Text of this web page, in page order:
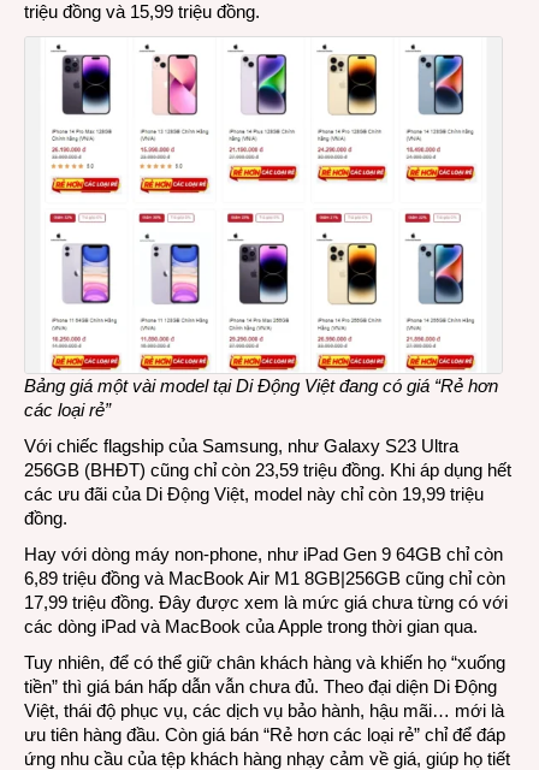
triệu đồng và 15,99 triệu đồng.
Bảng giá một vài model tại Di Động Việt đang có giá “Rẻ hơn
các loại rẻ”
Với chiếc flagship của Samsung, như Galaxy S23 Ultra
256GB (BHĐT) cũng chỉ còn 23,59 triệu đồng. Khi áp dụng hết
các ưu đãi của Di Động Việt, model này chỉ còn 19,99 triệu
đồng.
Hay với dòng máy non-phone, như iPad Gen 9 64GB chỉ còn
6,89 triệu đồng và MacBook Air M1 8GB|256GB cũng chỉ còn
17,99 triệu đồng. Đây được xem là mức giá chưa từng có với
các dòng iPad và MacBook của Apple trong thời gian qua.
Tuy nhiên, để có thể giữ chân khách hàng và khiến họ “xuống
tiền” thì giá bán hấp dẫn vẫn chưa đủ. Theo đại diện Di Động
Việt, thái độ phục vụ, các dịch vụ bảo hành, hậu mãi… mới là
ưu tiên hàng đầu. Còn giá bán “Rẻ hơn các loại rẻ” chỉ để đáp
ứng nhu cầu của tệp khách hàng nhạy cảm về giá, giúp họ tiết